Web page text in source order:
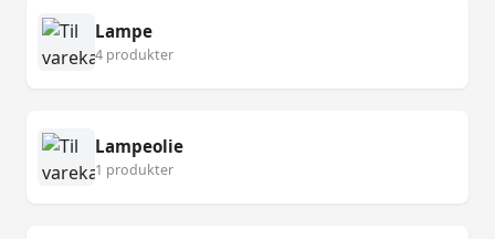
Lampe
4 produkter
Lampeolie
1 produkter